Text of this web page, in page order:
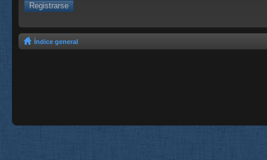
Registrarse
Índice general